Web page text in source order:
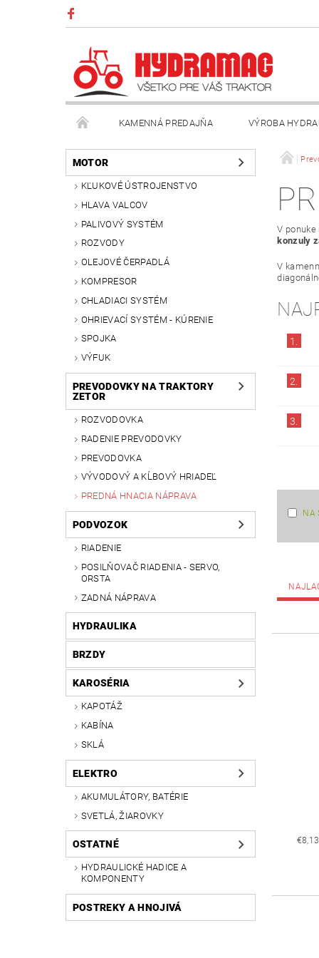
KAMENNÁ PREDAJŇA VÝROBA
VŠEOBECNÉ OBCHODNÉ PODMIENKY
MOTOR
KĽUKOVÉ ÚSTROJENSTVO
HLAVA VALCOV
PALIVOVÝ SYSTÉM
ROZVODY
OLEJOVÉ ČERPADLÁ
KOMPRESOR
CHLADIACI SYSTÉM
OHRIEVACÍ SYSTÉM - KÚRENIE
SPOJKA
VÝFUK
PREVODOVKY NA TRAKTORY
ZETOR
ROZVODOVKA
RADENIE PREVODOVKY
PREVODOVKA
VÝVODOVÝ A KĹBOVÝ HRIADEĽ
PREDNÁ HNACIA NÁPRAVA
PODVOZOK
RIADENIE
POSILŇOVAČ RIADENIA - SERVO,
ORSTA
ZADNÁ NÁPRAVA
HYDRAULIKA
BRZDY
KAROSÉRIA
KAPOTÁŽ
KABÍNA
SKLÁ
ELEKTRO
AKUMULÁTORY, BATÉRIE
SVETLÁ, ŽIAROVKY
OSTATNÉ
HYDRAULICKÉ HADICE A
KOMPONENTY
POSTREKY A HNOJIVÁ
V
konzuly
V
1.
2.
3.
NA